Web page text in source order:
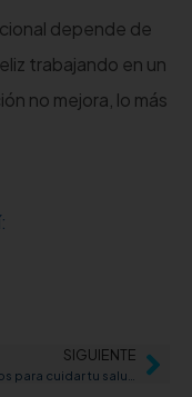
depende de
trabajando en un
no mejora, lo más
SIGUIENTE